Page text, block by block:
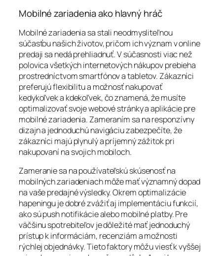
Mobilné zariadenia ako hlavný hráč
Mobilné zariadenia sa stali neodmysliteľnou
súčasťou našich životov, pričom ich význam v online
predaji sa nedá prehliadnuť. V súčasnosti viac než
polovica všetkých internetových nákupov prebieha
prostredníctvom smartfónov a tabletov. Zákazníci
preferujú flexibilitu a možnosť nakupovať
kedykoľvek a kdekoľvek, čo znamená, že musíte
optimalizovať svoje webové stránky a aplikácie pre
mobilné zariadenia. Zameraním sa na responzívny
dizajn a jednoduchú navigáciu zabezpečíte, že
zákazníci majú plynulý a príjemný zážitok pri
nakupovaní na svojich mobiloch.
Zameranie sa na používateľskú skúsenosť na
mobilných zariadeniach môže mať významný dopad
na vaše predajné výsledky. Okrem optimalizácie
hapeningu je dobré zvážiť aj implementáciu funkcií,
ako sú push notifikácie alebo mobilné platby. Pre
väčšinu spotrebiteľov je dôležité mať jednoduchý
prístup k informáciám, recenziám a možnosti
rýchlej objednávky. Tieto faktory môžu viesť k vyššej